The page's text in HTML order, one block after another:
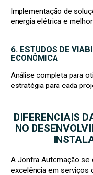
Implementação de
energia elétrica e
6. ESTUDOS DE
ECONÔMICA
Análise completa para
estratégia para cada
DIFERENCIAIS
NO
A Jonfra Automação se
excelência em serviços